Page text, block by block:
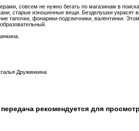
совсем не нужно бегать по магазинам в
старые изношенные вещи. Безделушки
тапочки, фонарики-подсвечники, валентинки.
Дружинкина
рекомендуется для